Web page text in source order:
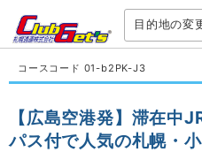
目的地の変
コースコード 01-b2PK-J3
【広島空港発】滞在中
パス付で人気の札幌・